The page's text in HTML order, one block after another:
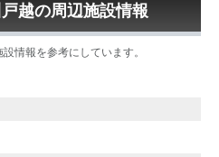
越の周辺施設情報
情報を参考にしています。